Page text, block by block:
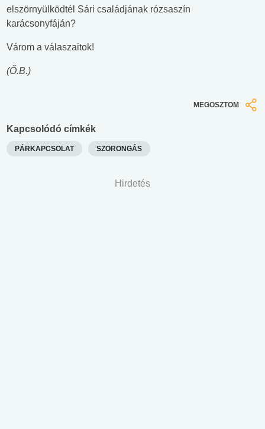
elszörnyülködtél Sári családjának rózsaszín
karácsonyfáján?
Várom a válaszaitok!
(Ő.B.)
MEGOSZTOM
Kapcsolódó címkék
PÁRKAPCSOLAT SZORONGÁS
Hirdetés